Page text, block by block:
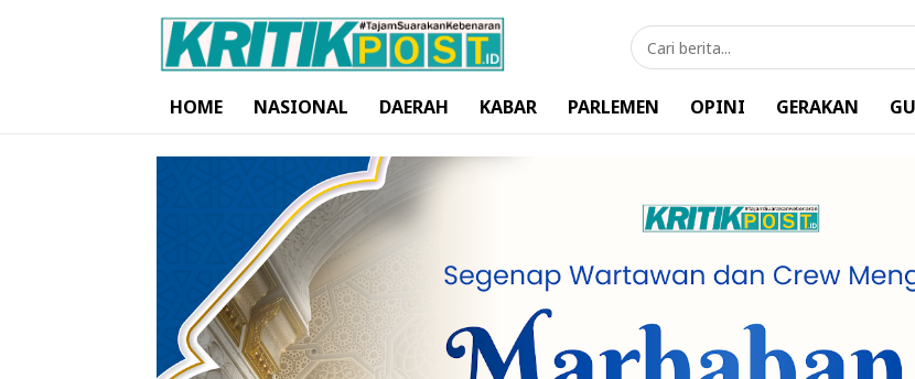
HOME NASIONAL DAERAH KABAR PARLEMEN OPINI GERAKAN